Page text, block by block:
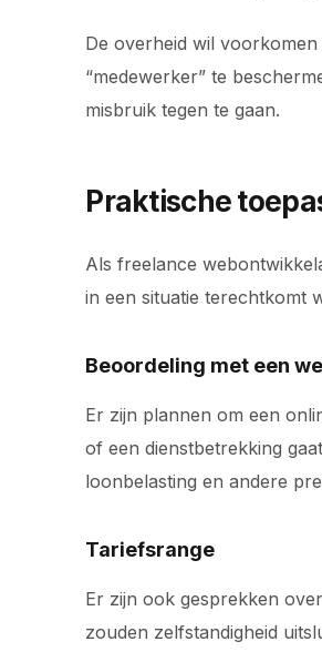
De overheid wil
“medewerker” te
misbruik tegen te gaan.
Praktische
Als freelance
in een situatie terechtkomt
Beoordeling met een
Er zijn plannen om een
of een dienstbetrekking
loonbelasting en andere
Tariefsrange
Er zijn ook gesprekken
zouden zelfstandigheid